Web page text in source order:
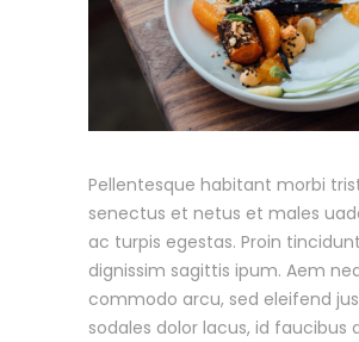
Pellentesque habitant morbi
senectus et netus et males
ac turpis egestas. Proin
dignissim sagittis ipum. Aem
commodo arcu, sed eleifend
sodales dolor lacus, id faucibus